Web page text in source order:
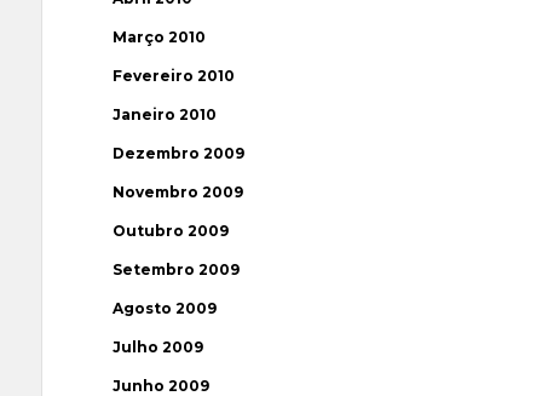
Março 2010
Fevereiro 2010
Janeiro 2010
Dezembro 2009
Novembro 2009
Outubro 2009
Setembro 2009
Agosto 2009
Julho 2009
Junho 2009